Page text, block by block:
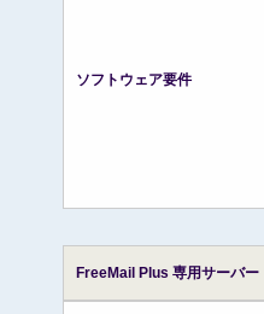
ソフトウェア要件
FreeMail Plus 専用サーバー